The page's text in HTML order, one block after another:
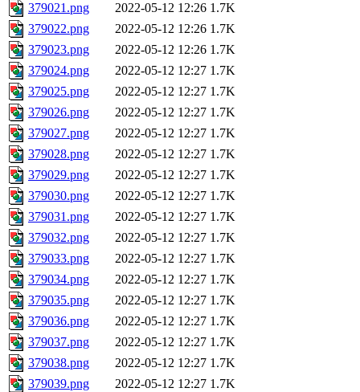
379021.png
2022-05-12 12:26 1.7K
379022.png
2022-05-12 12:26 1.7K
379023.png
2022-05-12 12:26 1.7K
379024.png
2022-05-12 12:27 1.7K
379025.png
2022-05-12 12:27 1.7K
379026.png
2022-05-12 12:27 1.7K
379027.png
2022-05-12 12:27 1.7K
379028.png
2022-05-12 12:27 1.7K
379029.png
2022-05-12 12:27 1.7K
379030.png
2022-05-12 12:27 1.7K
379031.png
2022-05-12 12:27 1.7K
379032.png
2022-05-12 12:27 1.7K
379033.png
2022-05-12 12:27 1.7K
379034.png
2022-05-12 12:27 1.7K
379035.png
2022-05-12 12:27 1.7K
379036.png
2022-05-12 12:27 1.7K
379037.png
2022-05-12 12:27 1.7K
379038.png
2022-05-12 12:27 1.7K
379039.png
2022-05-12 12:27 1.7K